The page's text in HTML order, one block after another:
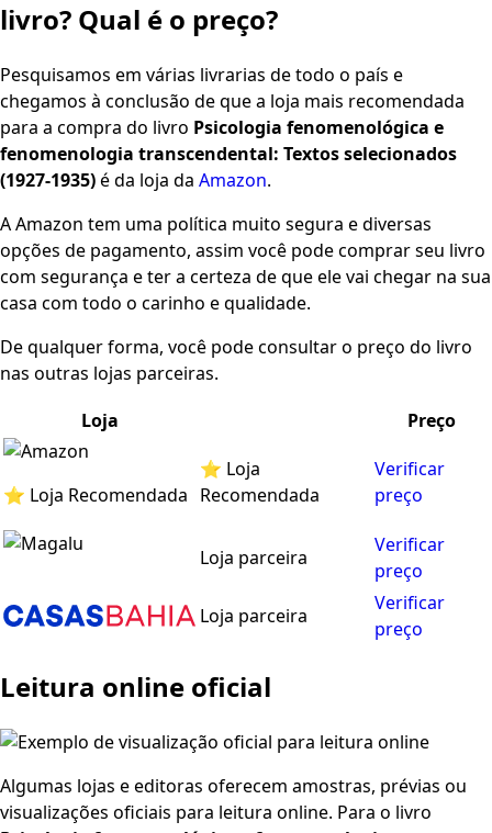
livro? Qual é o preço?
Pesquisamos em várias livrarias de todo o país e
chegamos à conclusão de que a loja mais recomendada
para a compra do livro Psicologia fenomenológica e
fenomenologia transcendental: Textos selecionados
(1927-1935)é da loja da Amazon.
A Amazon tem uma política muito segura e diversas
opções de pagamento, assim você pode comprar seu livro
com segurança e ter a certeza de que ele vai chegar na sua
casa com todo o carinho e qualidade.
De qualquer forma, você pode consultar o preço do livro
nas outras lojas parceiras.
Loja
Preço
⭐ Loja Recomendada
⭐ Loja
Recomendada
Verificar
preço
Loja parceira
Verificar
preço
Loja parceira
Verificar
preço
Leitura online oficial
Algumas lojas e editoras oferecem amostras, prévias ou
visualizações oficiais para leitura online. Para o livro